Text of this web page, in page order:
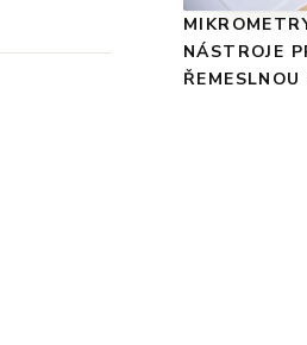
NÁSTROJE